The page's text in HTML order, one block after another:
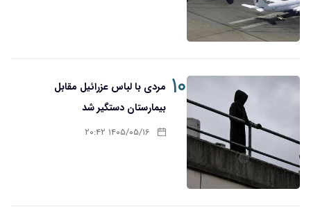
۱۰ مردی با لباس عزرائیل مقابل
بیمارستان دستگیر شد
۱۴۰۵/۰۵/۱۶ ۲۰:۴۲